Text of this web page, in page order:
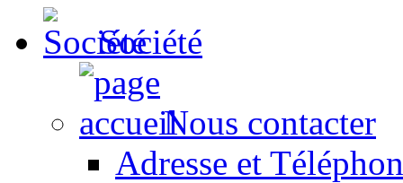
Société
Nous contacter
Adresse et